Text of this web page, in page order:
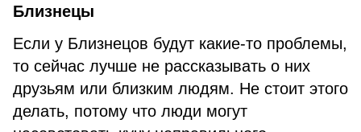
Близнецы
Если у Близнецов будут какие-то проблемы,
то сейчас лучше не рассказывать о них
друзьям или близким людям. Не стоит этого
делать, потому что люди могут